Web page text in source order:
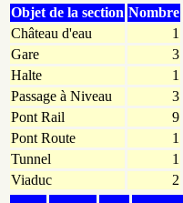
Objet de la section Nombre
Château d'eau
1
Gare
3
Halte
1
Passage à Niveau
3
Pont Rail
9
Pont Route
1
Tunnel
1
Viaduc
2